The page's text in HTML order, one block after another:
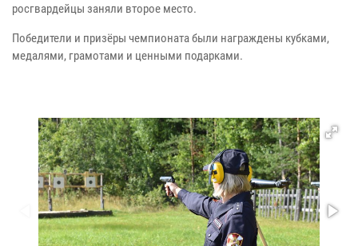
росгвардейцы заняли второе место.
Победители и призёры чемпионата были награждены кубками,
медалями, грамотами и ценными подарками.